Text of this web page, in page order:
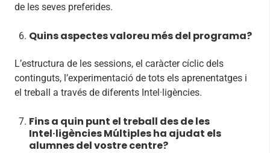
de les seves preferides.
Quins aspectes valoreu més del programa?
L’estructura de les sessions, el caràcter cíclic dels
continguts, l’experimentació de tots els aprenentatges i
el treball a través de diferents Intel·ligències.
Fins a quin punt el treball des de les
Intel·ligències Múltiples ha ajudat els
alumnes del vostre centre?